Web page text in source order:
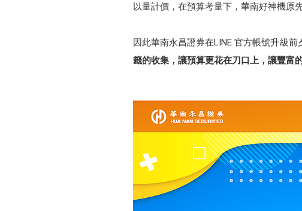
以量計價，在預算考量下，華南好神機原
因此華南永昌證券在LINE 官方帳號升級
籤的收集，讓預算更花在刀口上，讓豐富